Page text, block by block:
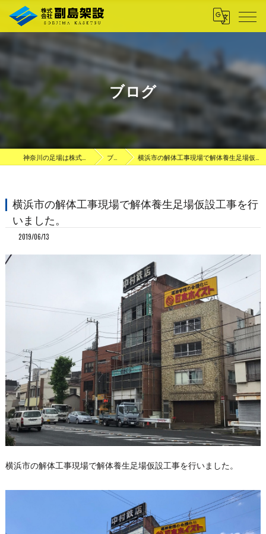
ブログ
神奈川の足場は株式会社副島架設 ブログ 横浜市の解体工事現場で解体養生足場仮設工事を行いました。
横浜市の解体工事現場で解体養生足場仮設工事を行
いました。
2019/06/13
横浜市の解体工事現場で解体養生足場仮設工事を行いました。